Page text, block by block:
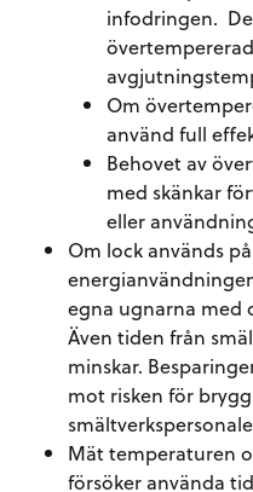
infodringen.
Om
använd full
Behovet av
med skänkar
eller
Om lock används
egna ugnarna med
Även tiden från
minskar.
mot risken för
Mät temperaturen
försöker använda